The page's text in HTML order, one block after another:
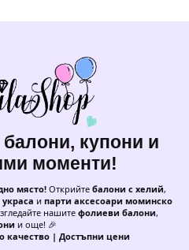
балони, купони и
моменти!
място! Открийте балони с хелий,
и парти аксесоари моминско
нашитефолиеви балони,
и още! 🎉
качество | Достъпни цени